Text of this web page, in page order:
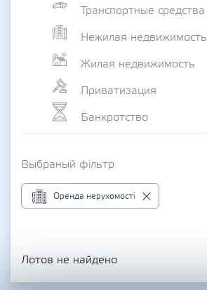
Транспортные средства
Нежилая недвижимость
Жилая недвижимость
Приватизация
Банкротство
Выбраный фільтр
Оренда нерухомості
Лотов не найдено